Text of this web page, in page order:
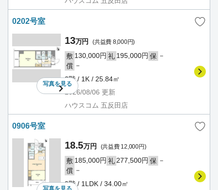
0202号室
写真を見る
13万円 (共益費 8,000円)
敷 130,000円 礼 195,000円 保 －
償 －
2階 / 1K / 25.84㎡
2026/08/06 更新
ハウスコム 五反田店
0906号室
写真を見る
18.5万円 (共益費 12,000円)
敷 185,000円 礼 277,500円 保 －
償 －
9階 / 1LDK / 34.00㎡